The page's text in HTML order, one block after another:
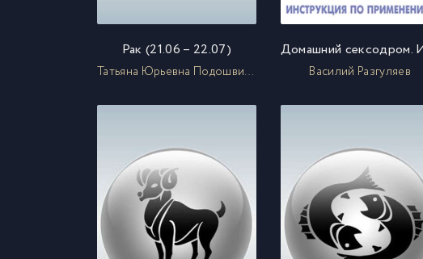
Рак (21.06 – 22.07)
Татьяна Юрьевна Подошвина Василий Разгуляев